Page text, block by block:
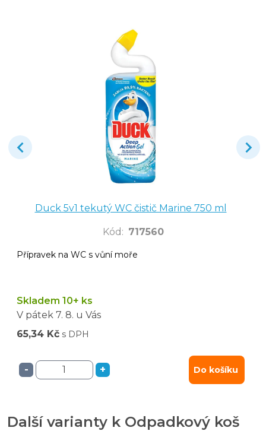
Duck 5v1 tekutý WC čistič Marine 750 ml
Kód : 717560
Přípravek na WC s vůní moře
Skladem 10+ ks
V pátek 7. 8. u Vás
65,34 Kč s DPH
- + Do košíku
Další varianty k Odpadkový koš